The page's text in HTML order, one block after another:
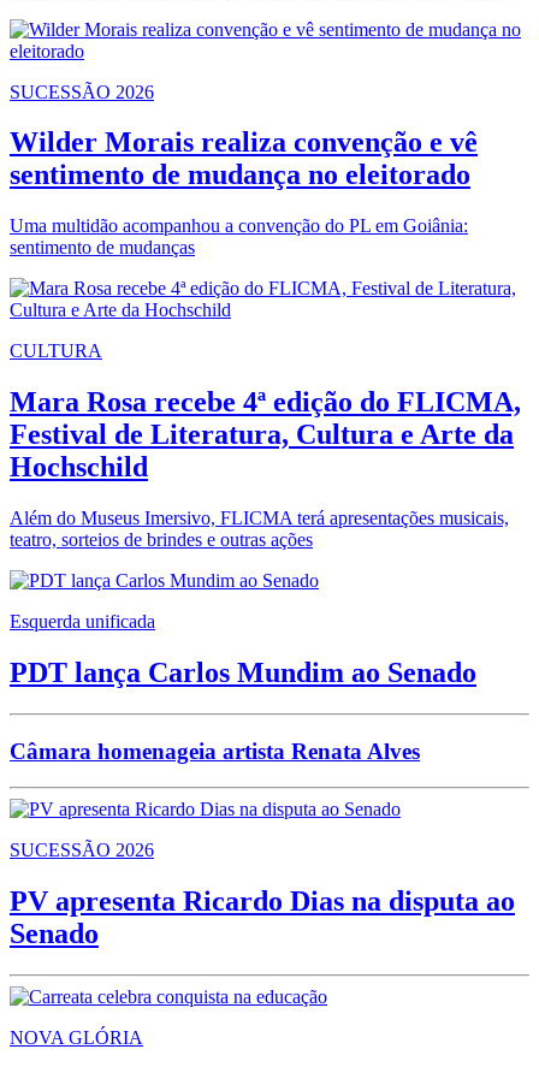
SUCESSÃO 2026
Wilder Morais realiza convenção e vê
sentimento de mudança no eleitorado
Uma multidão acompanhou a convenção do PL em Goiânia:
sentimento de mudanças
CULTURA
Mara Rosa recebe 4ª edição do FLICMA,
Festival de Literatura, Cultura e Arte da
Hochschild
Além do Museus Imersivo, FLICMA terá apresentações musicais,
teatro, sorteios de brindes e outras ações
Esquerda unificada
PDT lança Carlos Mundim ao Senado
Câmara homenageia artista Renata Alves
SUCESSÃO 2026
PV apresenta Ricardo Dias na disputa ao
Senado
NOVA GLÓRIA